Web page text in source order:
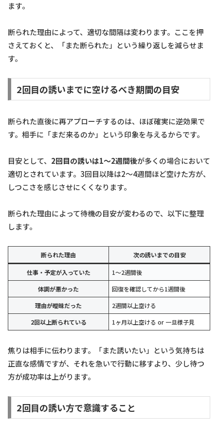
ます。
断られた理由によって、適切な間隔は変わります。ここを押
さえておくと、「また断られた」という繰り返しを減らせま
す。
2回目の誘いまでに空けるべき期間の目安
断られた直後に再アプローチするのは、ほぼ確実に逆効果で
す。相手に「まだ来るのか」という印象を与えるからです。
目安として、 2回目の誘いは1〜2週間後が多くの場合において
適切とされています。3回目以降は2〜4週間ほど空けた方が、
しつこさを感じさせにくくなります。
断られた理由によって待機の目安が変わるので、以下に整理
します。
断られた理由 次の誘いまでの目安
仕事・予定が入っていた
1〜2週間後
体調が悪かった
回復を確認してから1週間後
理由が曖昧だった
2週間以上空ける
2回以上断られている
1ヶ月以上空ける or 一旦様子見
焦りは相手に伝わります。「また誘いたい」という気持ちは
正直な感情ですが、それを急いで行動に移すより、少し待つ
方が成功率は上がります。
2回目の誘い方で意識すること